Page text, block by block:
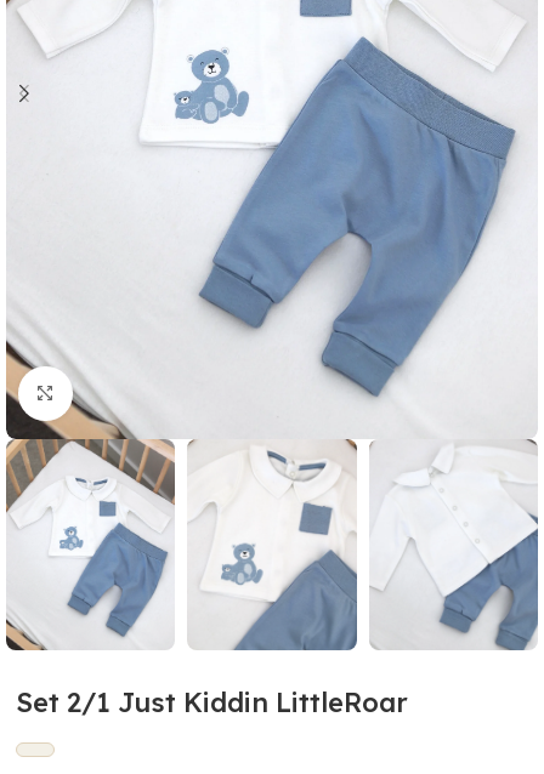
Klikni i zumiraj
Set 2/1 Just Kiddin LittleRoar